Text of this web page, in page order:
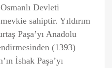
Devleti
sahiptir. Yıldırım
Paşa’yı Anadolu
(1393)
İshak Paşa’yı